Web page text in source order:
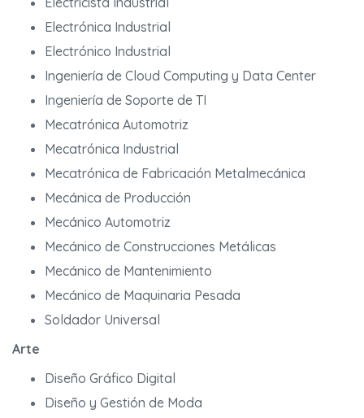
Electrónica Industrial
Electrónico Industrial
Ingeniería de Cloud Computing y Data Center
Ingeniería de Soporte de TI
Mecatrónica Automotriz
Mecatrónica Industrial
Mecatrónica de Fabricación Metalmecánica
Mecánica de Producción
Mecánico Automotriz
Mecánico de Construcciones Metálicas
Mecánico de Mantenimiento
Mecánico de Maquinaria Pesada
Soldador Universal
Arte
Diseño Gráfico Digital
Diseño y Gestión de Moda